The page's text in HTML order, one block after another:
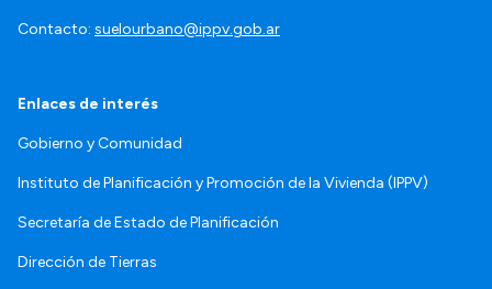
Contacto: suelourbano@ippv.gob.ar
Enlaces de interés
Gobierno y Comunidad
Instituto de Planificación y Promoción de la Vivienda (IPPV)
Secretaría de Estado de Planificación
Dirección de Tierras